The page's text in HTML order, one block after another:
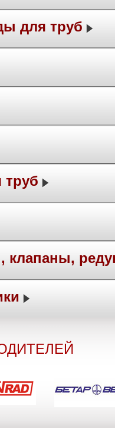
для труб
труб